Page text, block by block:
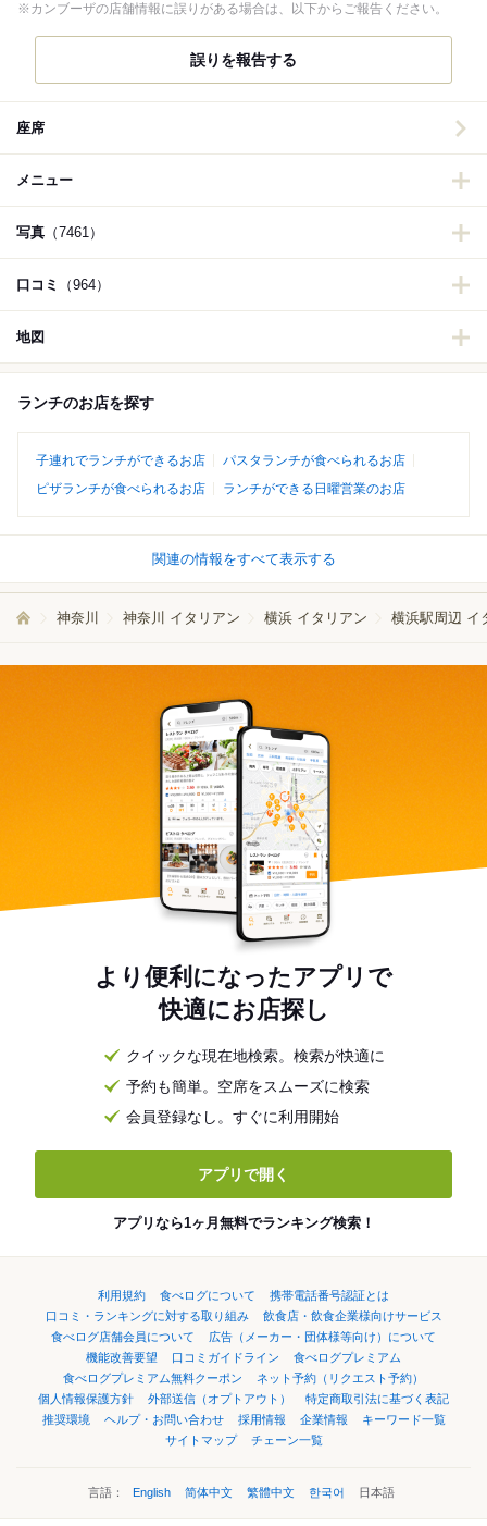
※カンブーザの店舗情報に誤りがある場合は、以下からご報告ください。
誤りを報告する
座席
メニュー
写真 （7461）
口コミ （964）
地図
ランチのお店を探す
子連れでランチができるお店
パスタランチが食べられるお店
ピザランチが食べられるお店
ランチができる日曜営業のお店
関連の情報をすべて表示する
神奈川 神奈川 イタリアン 横浜 イタリアン 横浜駅周辺 イ
より便利になったアプリで
快適にお店探し
クイックな現在地検索。検索が快適に
予約も簡単。空席をスムーズに検索
会員登録なし。すぐに利用開始
アプリで開く
アプリなら1ヶ月無料でランキング検索！
利用規約 食べログについて
携帯電話番号認証とは
口コミ・ランキングに対する取り組み
飲食店・飲食企業様向けサービス
食べログ店舗会員について
広告（メーカー・団体様等向け）について
機能改善要望
口コミガイドライン
食べログプレミアム
食べログプレミアム無料クーポン
ネット予約（リクエスト予約）
個人情報保護方針
外部送信（オプトアウト）
特定商取引法に基づく表記
推奨環境
ヘルプ・お問い合わせ 採用情報 企業情報
キーワード一覧
サイトマップ
チェーン一覧
言語： English 简体中文 繁體中文 한국어 日本語